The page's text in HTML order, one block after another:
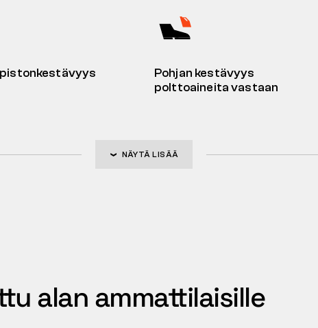
pistonkestävyys
Pohjan kestävyys
polttoaineita vastaan
NÄYTÄ LISÄÄ
alan ammattilaisille